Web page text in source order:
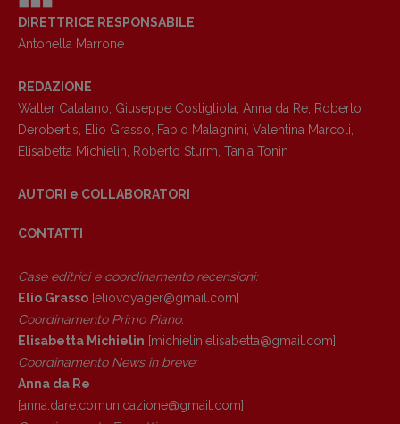
Associazione Pulp Magazine – registrazione
Tribunale Milano n° 5864/2023 – cod. fis.
97943720157 –Privacy
DIRETTRICE RESPONSABILE
Antonella Marrone
REDAZIONE
Walter Catalano Giuseppe Costigliola Anna da Re Roberto
Derobertis
Elio Grasso Fabio Malagnini Valentina Marcoli
Elisabetta Michielin
Roberto Sturm Tania Tonin
AUTORI e COLLABORATORI
CONTATTI
Case editrici e coordinamento recensioni:
Elio Grasso [eliovoyager@gmail.com]
Coordinamento Primo Piano:
Elisabetta Michielin [michielin.elisabetta@gmail.com]
Coordinamento News in breve:
Anna da Re
[anna.dare.comunicazione@gmail. com]